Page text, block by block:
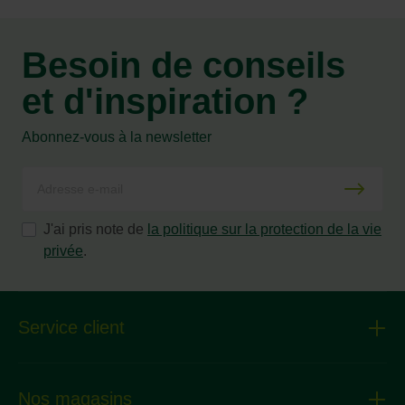
Besoin de conseils
et d'inspiration ?
Abonnez-vous à la newsletter
J'ai pris note de la politique sur la protection de la vie
privée.
Service client
Nos magasins